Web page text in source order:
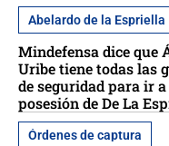
Abelardo de la Espriella
Mindefensa dice que
Uribe tiene todas las
de seguridad para ir
posesión de De La
Órdenes de captura